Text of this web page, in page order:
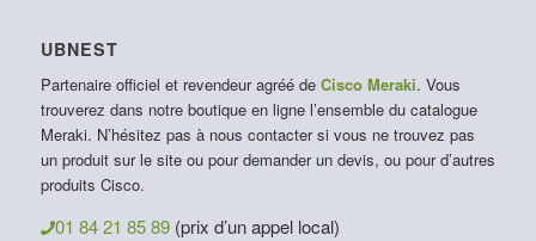
UBNEST
Partenaire officiel et revendeur agréé de Cisco Meraki. Vous
trouverez dans notre boutique en ligne l’ensemble du catalogue
Meraki. N’hésitez pas à nous contacter si vous ne trouvez pas
un produit sur le site ou pour demander un devis, ou pour d’autres
produits Cisco.
01 84 21 85 89 (prix d’un appel local)